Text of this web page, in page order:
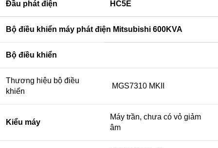
Đầu phát điện HC5E
Bộ điều khiển máy phát điện Mitsubishi 600KVA
Bộ điều khiển
Thương hiệu bộ điều
khiển
MGS7310 MKII
Kiểu máy
Máy trần, chưa có vỏ giảm
âm